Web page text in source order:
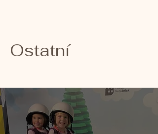
Ostatní